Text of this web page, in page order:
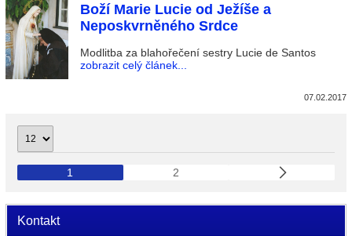
Kontakt
Boží Marie Lucie od Ježíše a
Neposkvrněného Srdce
Modlitba za blahořečení sestry Lucie de Santos
zobrazit celý článek...
07.02.2017
1 2